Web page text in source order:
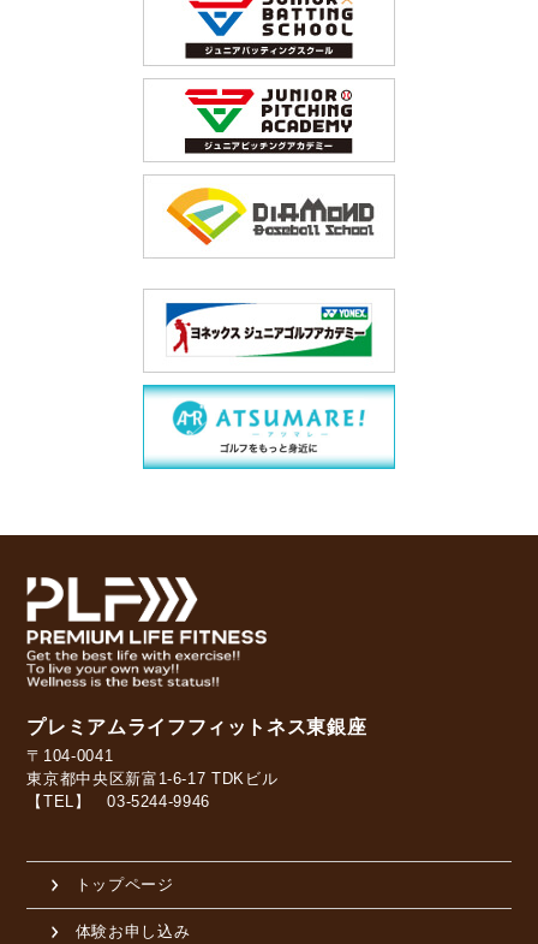
プレミアムライフフィットネス東銀座
〒104-0041
東京都中央区新富1-6-17 TDKビル
【TEL】 03-5244-9946
トップページ
体験お申し込み